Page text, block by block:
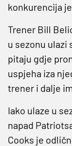
konkurencija
Trener Bill
u sezonu ulazi
pitaju gdje
uspjeha iza
trener i dalje
Iako ulaze u
napad
Cooks je